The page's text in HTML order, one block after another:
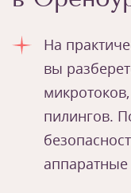
На
вы
пилингов.